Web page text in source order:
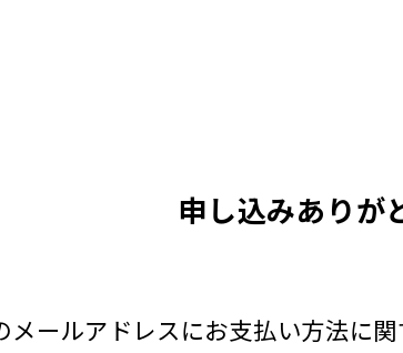
申し込みありが
メールアドレスにお支払い方法に関